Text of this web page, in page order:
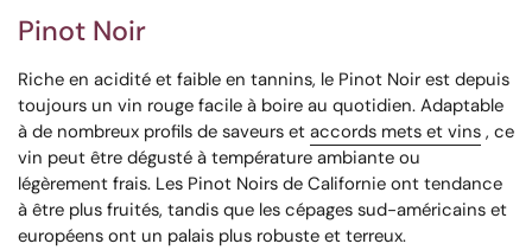
Pinot Noir
Riche en acidité et faible en tannins, le Pinot Noir est depuis
toujours un vin rouge facile à boire au quotidien. Adaptable
à de nombreux profils de saveurs et accords mets et vins , ce
vin peut être dégusté à température ambiante ou
légèrement frais. Les Pinot Noirs de Californie ont tendance
à être plus fruités, tandis que les cépages sud-américains et
européens ont un palais plus robuste et terreux.